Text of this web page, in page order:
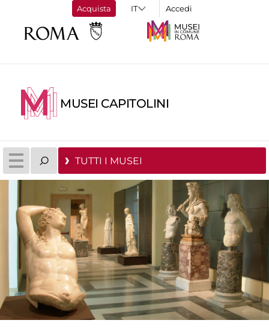
Acquista Accedi
MUSEI CAPITOLINI
TUTTI I MUSEI